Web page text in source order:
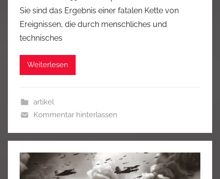
Sie sind das Ergebnis einer fatalen Kette von
Ereignissen, die durch menschliches und
technisches
Weiterlesen
artikel
Kommentar hinterlassen